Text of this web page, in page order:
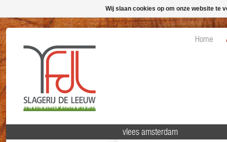
Home
vlees amsterdam
Wij slaan cookies op om onze website te